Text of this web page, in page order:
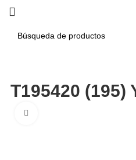
T195420 (195)